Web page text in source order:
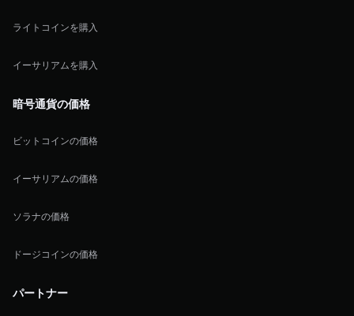
ライトコインを購入
イーサリアムを購入
暗号通貨の価格
ビットコインの価格
イーサリアムの価格
ソラナの価格
ドージコインの価格
パートナー